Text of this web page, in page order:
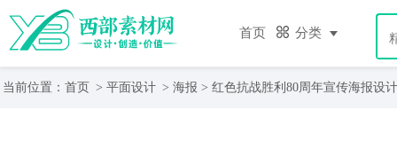
首页 分类
当前位置： 首页 > 平面设计 > 海报 > 红色抗战胜利80周年宣传海报设计